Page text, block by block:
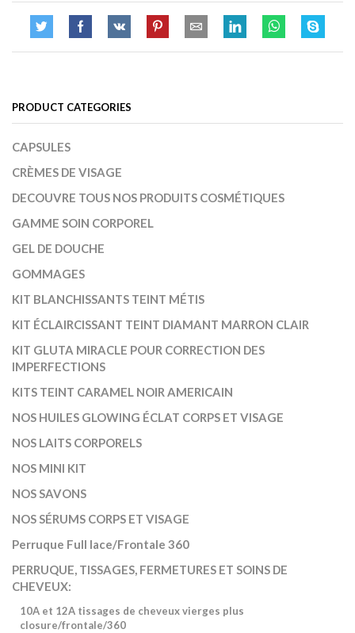
PRODUCT CATEGORIES
CAPSULES
CRÈMES DE VISAGE
DECOUVRE TOUS NOS PRODUITS COSMÉTIQUES
GAMME SOIN CORPOREL
GEL DE DOUCHE
GOMMAGES
KIT BLANCHISSANTS TEINT MÉTIS
KIT ÉCLAIRCISSANT TEINT DIAMANT MARRON CLAIR
KIT GLUTA MIRACLE POUR CORRECTION DES
IMPERFECTIONS
KITS TEINT CARAMEL NOIR AMERICAIN
NOS HUILES GLOWING ÉCLAT CORPS ET VISAGE
NOS LAITS CORPORELS
NOS MINI KIT
NOS SAVONS
NOS SÉRUMS CORPS ET VISAGE
Perruque Full lace/Frontale 360
PERRUQUE, TISSAGES, FERMETURES ET SOINS DE
CHEVEUX:
10A et 12A tissages de cheveux vierges plus
closure/frontale/360